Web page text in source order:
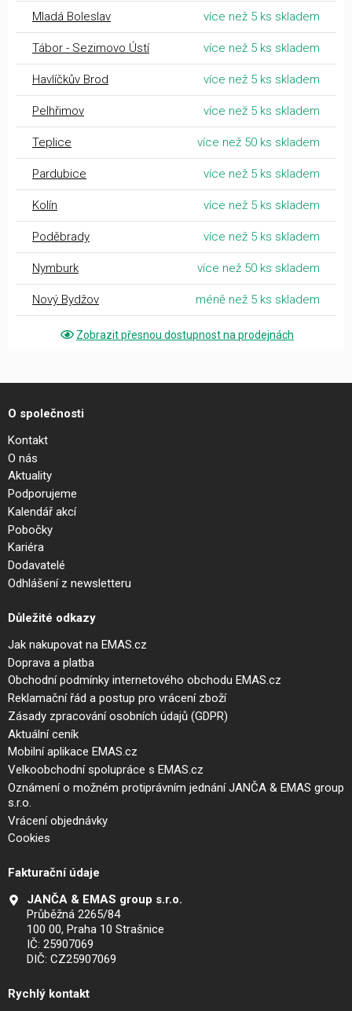
Mladá Boleslav více než 5 ks skladem
Tábor - Sezimovo Ústí více než 5 ks skladem
Havlíčkův Brod více než 5 ks skladem
Pelhřimov více než 5 ks skladem
Teplice více než 50 ks skladem
Pardubice více než 5 ks skladem
Kolín více než 5 ks skladem
Poděbrady více než 5 ks skladem
Nymburk více než 50 ks skladem
Nový Bydžov méně než 5 ks skladem
Zobrazit přesnou dostupnost na prodejnách
O společnosti
Kontakt
O nás
Aktuality
Podporujeme
Kalendář akcí
Pobočky
Kariéra
Dodavatelé
Odhlášení z newsletteru
Důležité odkazy
Jak nakupovat na EMAS.cz
Doprava a platba
Obchodní podmínky internetového obchodu EMAS.cz
Reklamační řád a postup pro vrácení zboží
Zásady zpracování osobních údajů (GDPR)
Aktuální ceník
Mobilní aplikace EMAS.cz
Velkoobchodní spolupráce s EMAS.cz
Oznámení o možném protiprávním jednání JANČA & EMAS group
s.r.o.
Vrácení objednávky
Cookies
Fakturační údaje
JANČA & EMAS group s.r.o.
Průběžná 2265/84
100 00, Praha 10 Strašnice
IČ: 25907069
DIČ: CZ25907069
Rychlý kontakt